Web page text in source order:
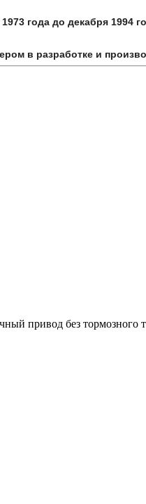
года до декабря 1994
в разработке и
привод без тормозного